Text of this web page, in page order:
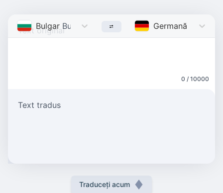
Bulgar Bulgarian Germană German
0 / 10000
Text tradus
Traduceți acum